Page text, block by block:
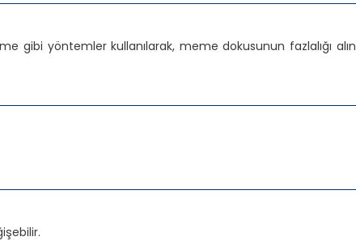
yöntemler kullanılarak, meme dokusunun fazlalığı